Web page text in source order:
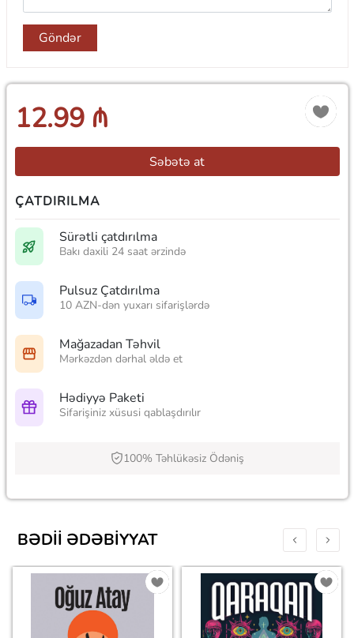
Göndər
12.99 ₼
Səbətə at
ÇATDIRILMA
Sürətli çatdırılma
Bakı daxili 24 saat ərzində
Pulsuz Çatdırılma
10 AZN-dən yuxarı sifarişlərdə
Mağazadan Təhvil
Mərkəzdən dərhal əldə et
Hədiyyə Paketi
Sifarişiniz xüsusi qablaşdırılır
100% Təhlükəsiz Ödəniş
BƏDII ƏDƏBIYYAT